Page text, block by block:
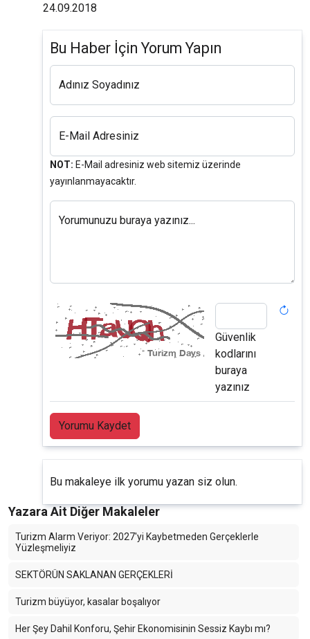
24.09.2018
Bu Haber İçin Yorum Yapın
Adınız Soyadınız
E-Mail Adresiniz
NOT: E-Mail adresiniz web sitemiz üzerinde
yayınlanmayacaktır.
Yorumunuzu buraya yazınız...
Güvenlik
kodlarını
buraya
yazınız
Yorumu Kaydet
Bu makaleye ilk yorumu yazan siz olun.
Yazara Ait Diğer Makaleler
Turizm Alarm Veriyor: 2027'yi Kaybetmeden Gerçeklerle
Yüzleşmeliyiz
SEKTÖRÜN SAKLANAN GERÇEKLERİ
Turizm büyüyor, kasalar boşalıyor
Her Şey Dahil Konforu, Şehir Ekonomisinin Sessiz Kaybı mı?